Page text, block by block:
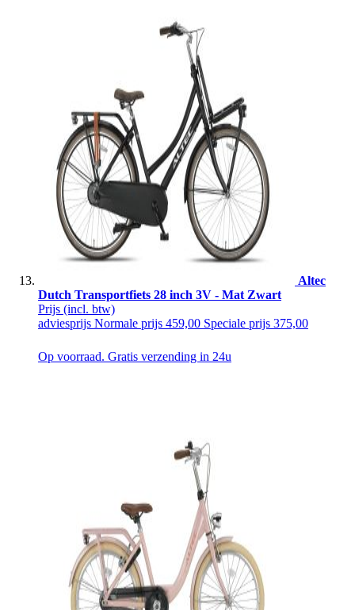
Altec
Dutch Transportfiets 28 inch 3V - Mat Zwart
Prijs (incl. btw)
adviesprijs Normale prijs 459,00 Speciale prijs 375,00
Op voorraad. Gratis verzending in 24u